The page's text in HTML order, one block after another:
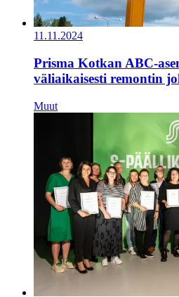
11.11.2024
Prisma Kotkan ABC-
väliaikaisesti remontin
Muut